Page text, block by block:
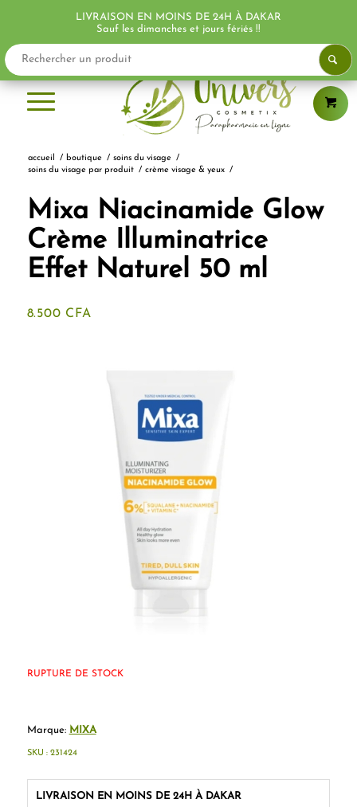
accueil / boutique / soins du visage
/
soins du visage par produit / crème visage & yeux /
Mixa Niacinamide Glow
Crème Illuminatrice
Effet Naturel 50 ml
8.500 CFA
RUPTURE DE STOCK
Marque: MIXA
LIVRAISON EN MOINS DE 24H À DAKAR
SKU : 231424
LIVRAISON EN MOINS DE 24H À DAKAR
Sauf les dimanches et jours fériés !!